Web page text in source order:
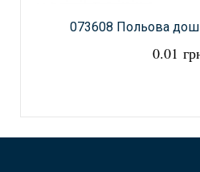
073608 Польова
0.01